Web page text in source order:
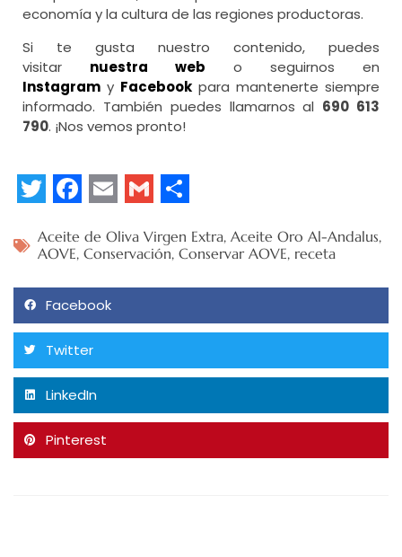
economía y la cultura de las regiones productoras.
Si te gusta nuestro contenido, puedes
visitar nuestra web o seguirnos en
Instagram y Facebook para mantenerte siempre
informado. También puedes llamarnos al 690 613
790. ¡Nos vemos pronto!
Twitter
Facebook
Email
GmailShare
Aceite de Oliva Virgen Extra, Aceite Oro Al-Andalus,
AOVE, Conservación, Conservar AOVE, receta
Facebook
Twitter
LinkedIn
Pinterest